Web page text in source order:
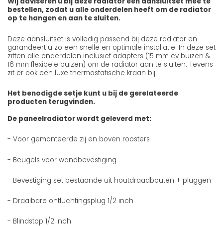
bestellen, zodat u alle onderdelen heeft om de radiator
op te hangen en aan te sluiten.
Deze aansluitset is volledig passend bij deze radiator en
garandeert u zo een snelle en optimale installatie. In deze set
zitten alle onderdelen inclusief adapters (15 mm cv buizen &
16 mm flexibele buizen) om de radiator aan te sluiten. Tevens
zit er ook een luxe thermostatische kraan bij.
Het benodigde setje kunt u bij de gerelateerde
producten terugvinden.
De paneelradiator wordt geleverd met:
- Voor gemonteerde zij en boven roosters
- Beugels voor wandbevestiging
- Bevestiging set bestaande uit houtdraadbouten + pluggen
- Draaibare ontluchtingsplug 1/2 inch
- Blindstop 1/2 inch